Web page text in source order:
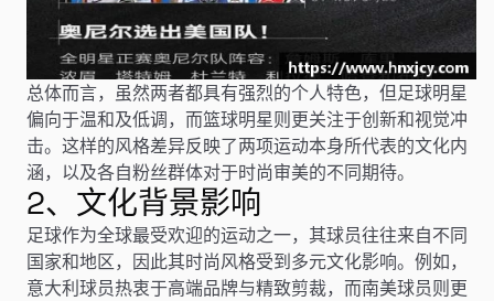
总体而言，虽然两者都具有强烈的个人特色，但足球明星
偏向于温和及低调，而篮球明星则更关注于创新和视觉冲
击。这样的风格差异反映了两项运动本身所代表的文化内
涵，以及各自粉丝群体对于时尚审美的不同期待。
2、文化背景影响
足球作为全球最受欢迎的运动之一，其球员往往来自不同
国家和地区，因此其时尚风格受到多元文化影响。例如，
意大利球员热衷于高端品牌与精致剪裁，而南美球员则更